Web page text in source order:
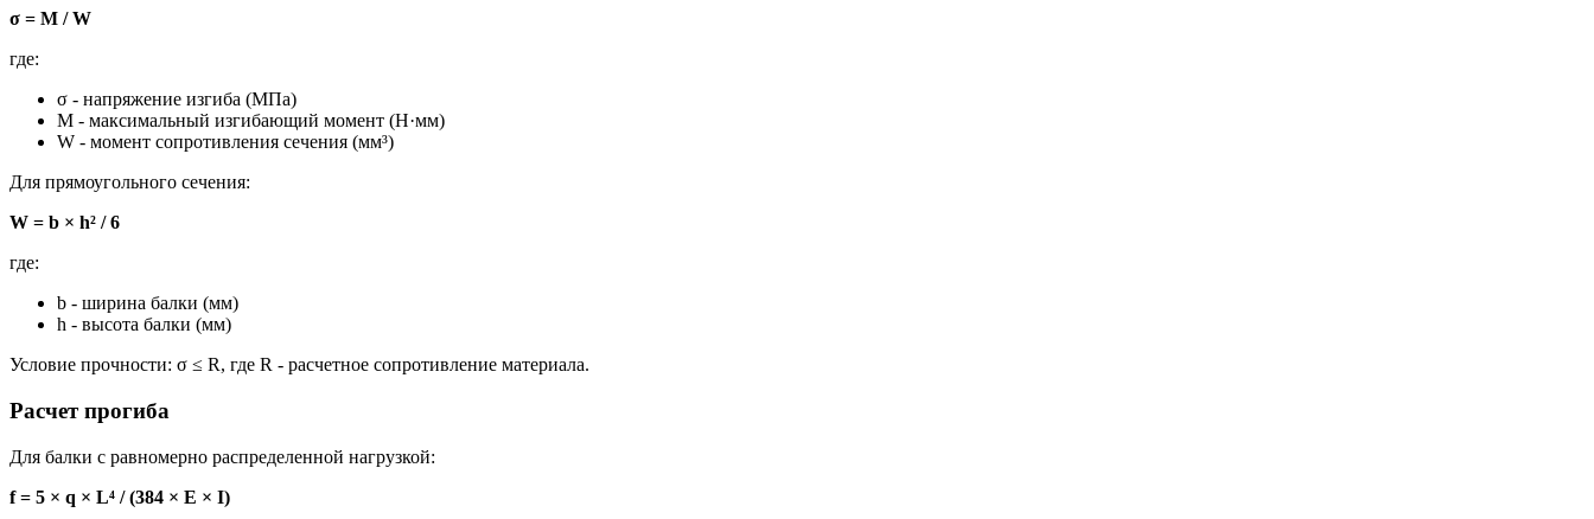
σ = M / W
где:
σ - напряжение изгиба (МПа)
M - максимальный изгибающий момент (Н·мм)
W - момент сопротивления сечения (мм³)
Для прямоугольного сечения:
W = b × h² / 6
где:
b - ширина балки (мм)
h - высота балки (мм)
Условие прочности: σ ≤ R, где R - расчетное сопротивление материала.
Расчет прогиба
Для балки с равномерно распределенной нагрузкой:
f = 5 × q × L⁴ / (384 × E × I)